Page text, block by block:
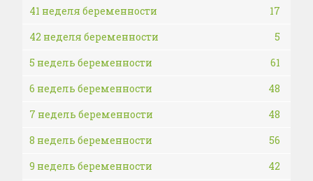
41 неделя беременности
17
42 неделя беременности
5
5 недель беременности
61
6 недель беременности
48
7 недель беременности
48
8 недель беременности
56
9 недель беременности
42